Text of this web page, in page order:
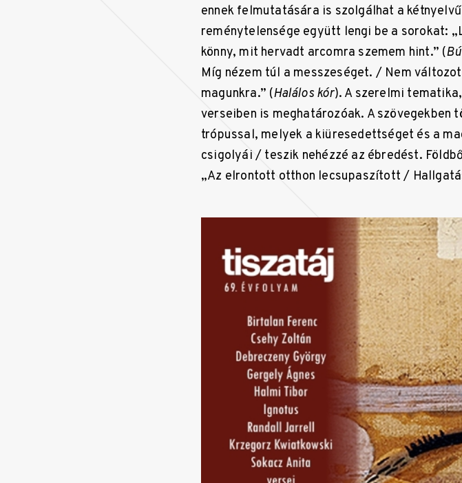
ennek felmutatására is szolgálhat a
reménytelensége együtt lengi be a sorokat:
könny, mit hervadt arcomra szemem hint.” (
Míg nézem túl a messzeséget. / Nem
magunkra.” (Halálos kór). A szerelmi
verseiben is meghatározóak. A
trópussal, melyek a kiüresedettséget és a
csigolyái / teszik nehézzé az ébredést.
„Az elrontott otthon lecsupaszított /